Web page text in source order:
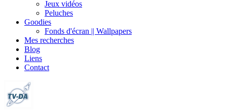
Jeux vidéos
Peluches
Goodies
Fonds d'écran || Wallpapers
Mes recherches
Blog
Liens
Contact